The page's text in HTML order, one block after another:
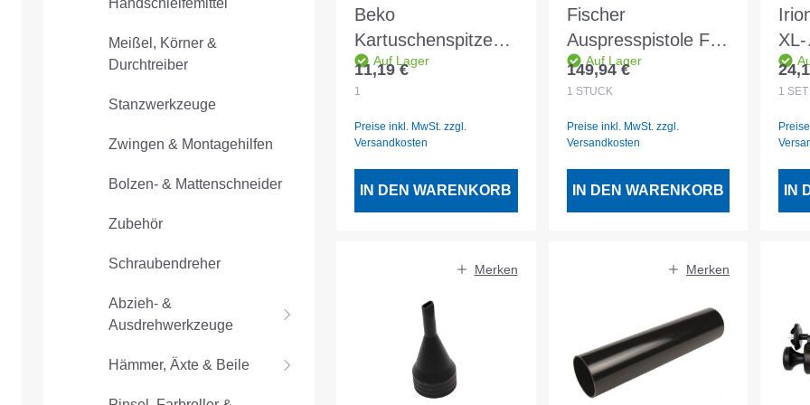
Handschleifemittel
Meißel, Körner &
Durchtreiber
Stanzwerkzeuge
Zwingen & Montagehilfen
Bolzen- & Mattenschneider
Zubehör
Schraubendreher
Abzieh- &
Ausdrehwerkzeuge
Hämmer, Äxte & Beile
Beko
Kartuschenspitzen
360° im
Schiebeblister - 2
Auf Lager
Regulärer Preis:
11,19 €
1
Preise inkl. MwSt. zzgl.
Versandkosten
IN DEN WARENKORB
Fischer
Auspresspistole FIS
AMAuf Lager
Regulärer Preis:
149,94 €
1 STÜCK
Preise inkl. MwSt. zzgl.
Versandkosten
IN DEN WARENKORB
XL-
e 2
1 SET
IN
Merken Merken